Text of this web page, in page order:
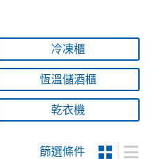
冷凍櫃
恆溫儲酒櫃
乾衣機
篩選條件